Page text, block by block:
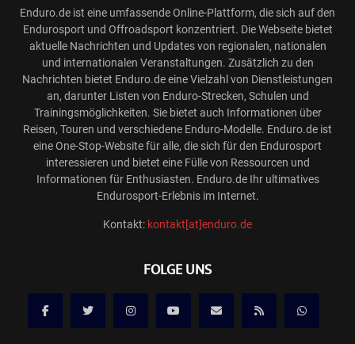
Enduro.de ist eine umfassende Online-Plattform, die sich auf den
Endurosport und Offroadsport konzentriert. Die Webseite bietet
aktuelle Nachrichten und Updates von regionalen, nationalen
und internationalen Veranstaltungen. Zusätzlich zu den
Nachrichten bietet Enduro.de eine Vielzahl von Dienstleistungen
an, darunter Listen von Enduro-Strecken, Schulen und
Trainingsmöglichkeiten. Sie bietet auch Informationen über
Reisen, Touren und verschiedene Enduro-Modelle. Enduro.de ist
eine One-Stop-Website für alle, die sich für den Endurosport
interessieren und bietet eine Fülle von Ressourcen und
Informationen für Enthusiasten. Enduro.de Ihr ultimatives
Endurosport-Erlebnis im Internet.
Kontakt: kontakt[at]enduro.de
FOLGE UNS